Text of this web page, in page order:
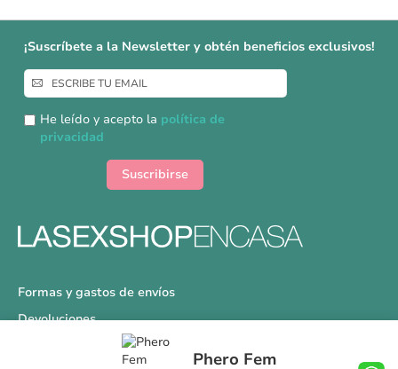
Phero Fem
¡Suscríbete a la Newsletter y obtén beneficios exclusivos!
Inscríbase
a
nuestro
boletín
He leído y acepto la política de
privacidad
Suscribirse
Formas y gastos de envíos
Devoluciones
Información Tallas